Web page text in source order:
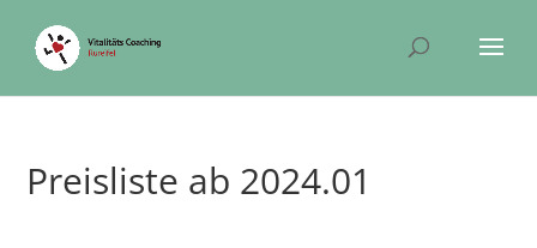
Preisliste ab 2024.01